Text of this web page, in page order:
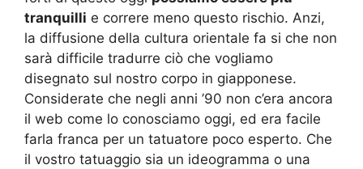
tranquilli e correre meno questo rischio. Anzi,
la diffusione della cultura orientale fa si che non
sarà difficile tradurre ciò che vogliamo
disegnato sul nostro corpo in giapponese.
Considerate che negli anni ’90 non c’era ancora
il web come lo conosciamo oggi, ed era facile
farla franca per un tatuatore poco esperto. Che
il vostro tatuaggio sia un ideogramma o una